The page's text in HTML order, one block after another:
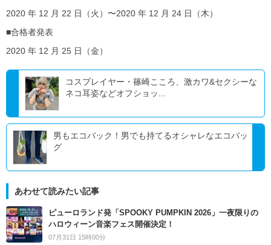
2020 年 12 月 22 日（火）〜2020 年 12 月 24 日（木）
■合格者発表
2020 年 12 月 25 日（金）
コスプレイヤー・篠崎こころ、激カワ&セクシーな
ネコ耳姿などオフショッ...
男もエコバック！男でも持てるオシャレなエコバッ
グ
あわせて読みたい記事
ピューロランド発「SPOOKY PUMPKIN 2026」一夜限りの
ハロウィーン音楽フェス開催決定！
07月31日 15時00分